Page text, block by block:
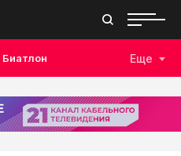
Биатлон
Плавание Дзюдо
Бокс
Еще